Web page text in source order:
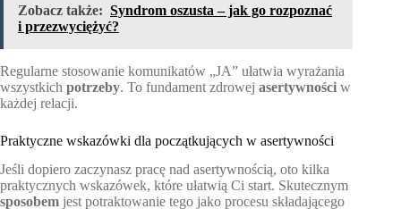
Zobacz także: Syndrom oszusta – jak go rozpoznać
i przezwyciężyć?
Regularne stosowanie komunikatów „JA” ułatwia wyrażania
wszystkich potrzeby. To fundament zdrowej asertywności w
każdej relacji.
Praktyczne wskazówki dla początkujących w asertywności
Jeśli dopiero zaczynasz pracę nad asertywnością, oto kilka
praktycznych wskazówek, które ułatwią Ci start. Skutecznym
sposobem jest potraktowanie tego jako procesu składającego